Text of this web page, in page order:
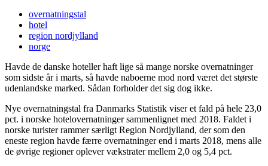
overnatningstal
hotel
region nordjylland
norge
Havde de danske hoteller haft lige så mange norske overnatninger
som sidste år i marts, så havde naboerne mod nord været det største
udenlandske marked. Sådan forholder det sig dog ikke.
Nye overnatningstal fra Danmarks Statistik viser et fald på hele 23,0
pct. i norske hotelovernatninger sammenlignet med 2018. Faldet i
norske turister rammer særligt Region Nordjylland, der som den
eneste region havde færre overnatninger end i marts 2018, mens alle
de øvrige regioner oplever vækstrater mellem 2,0 og 5,4 pct.